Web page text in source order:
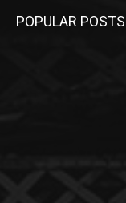
POPULAR POSTS